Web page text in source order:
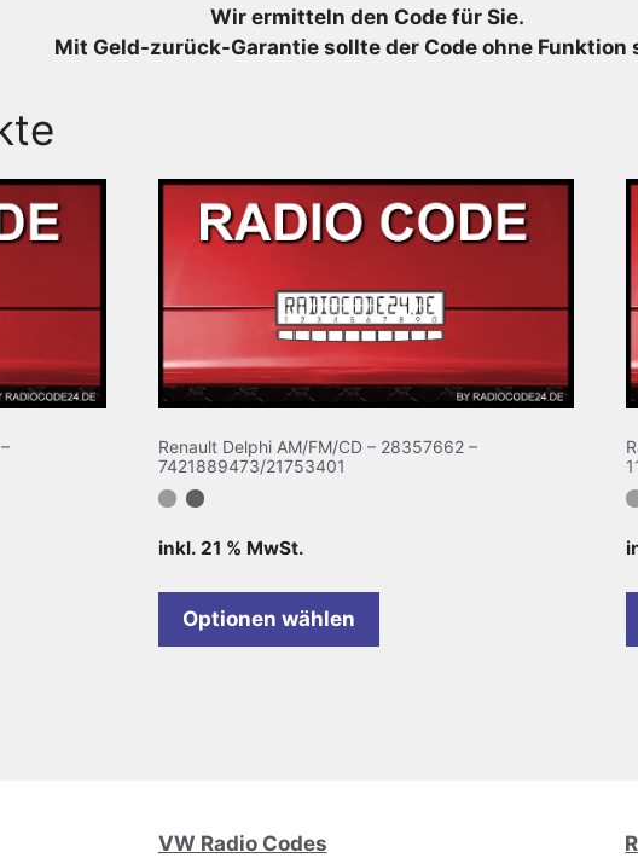
Wir ermitteln den Code für Sie.
Mit Geld-zurück-Garantie sollte der Code ohne Funktion
Renault Delphi AM/FM/CD – 28357662 –
7421889473/21753401
inkl. 21 % MwSt.
Optionen wählen
VW Radio Codes